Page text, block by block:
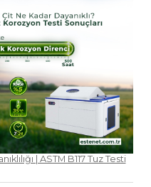
| ASTM B117 Tuz Testi